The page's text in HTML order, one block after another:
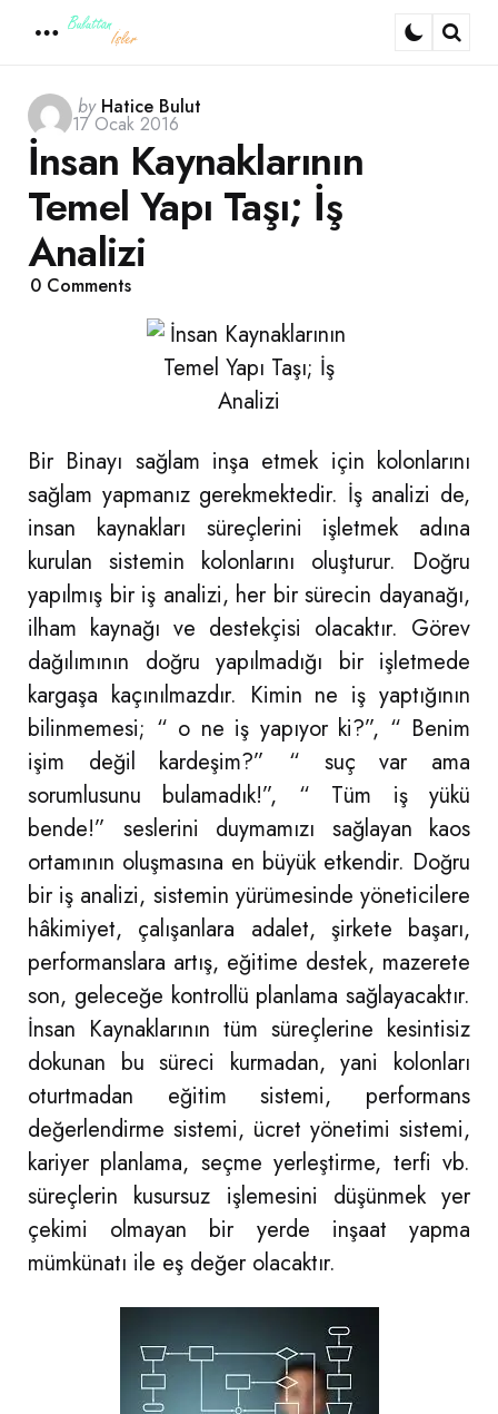
Posted
by
by Hatice Bulut
17 Ocak 2016
İnsan Kaynaklarının
Temel Yapı Taşı; İş
Analizi
0 Comments
Bir Binayı sağlam inşa etmek için kolonlarını
sağlam yapmanız gerekmektedir. İş analizi de,
insan kaynakları süreçlerini işletmek adına
kurulan sistemin kolonlarını oluşturur. Doğru
yapılmış bir iş analizi, her bir sürecin dayanağı,
ilham kaynağı ve destekçisi olacaktır. Görev
dağılımının doğru yapılmadığı bir işletmede
kargaşa kaçınılmazdır. Kimin ne iş yaptığının
bilinmemesi; “ o ne iş yapıyor ki?”, “ Benim
işim değil kardeşim?” “ suç var ama
sorumlusunu bulamadık!”, “ Tüm iş yükü
bende!” seslerini duymamızı sağlayan kaos
ortamının oluşmasına en büyük etkendir. Doğru
bir iş analizi, sistemin yürümesinde yöneticilere
hâkimiyet, çalışanlara adalet, şirkete başarı,
performanslara artış, eğitime destek, mazerete
son, geleceğe kontrollü planlama sağlayacaktır.
İnsan Kaynaklarının tüm süreçlerine kesintisiz
dokunan bu süreci kurmadan, yani kolonları
oturtmadan eğitim sistemi, performans
değerlendirme sistemi, ücret yönetimi sistemi,
kariyer planlama, seçme yerleştirme, terfi vb.
süreçlerin kusursuz işlemesini düşünmek yer
çekimi olmayan bir yerde inşaat yapma
mümkünatı ile eş değer olacaktır.